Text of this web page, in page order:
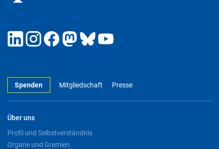
Spenden Mitgliedschaft Presse
Über uns
Profil und Selbstverständnis
Organe und Gremien